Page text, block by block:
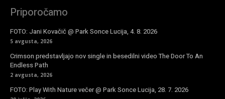
Priporočamo
FOTO: Jani Kovačič @ Park Sonce Lucija, 4. 8. 2026
5 avgusta, 2026
Crimson predstavljajo nov single in besedilni video The Door To An
Endless Path
2 avgusta, 2026
FOTO: Play With Nature večer @ Park Sonce Lucija, 28. 7. 2026